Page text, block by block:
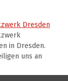
Dresden
in Dresden.
uns an